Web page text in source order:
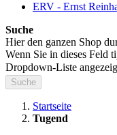
ERV - Ernst
Suche
Hier den ganzen Shop
Wenn Sie in dieses Feld
Dropdown-Liste
Suche
Startseite
Tugend